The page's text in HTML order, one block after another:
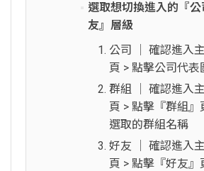
選取想切換進入的『
友』層級
公司 │ 確認進入主
頁 > 點擊公司代表
群組 │ 確認進入主
頁 > 點擊『群組』
選取的群組名稱
好友 │ 確認進入主
頁 > 點擊『好友』